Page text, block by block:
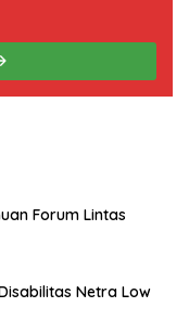
Forum Lintas
Netra Low